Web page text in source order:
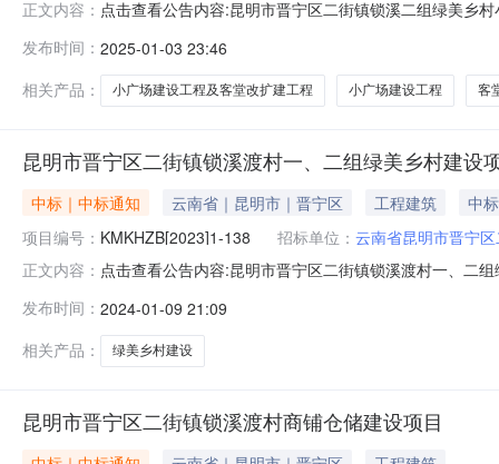
正文内容： 点击查看公告内容:昆明市晋宁区二街镇锁溪二组绿美乡
扩建工程已由项目审批/核准/备案机关批准，项目资金来
它方式。二、项目
发布时间： 2025-01-03 23:46
相关产品：
小广场建设工程及客堂改扩建工程 小广场建设工程 客
昆明市晋宁区二街镇锁溪渡村一、二组绿美乡村建设
中标｜中标通知 云南省｜昆明市｜晋宁区 工程建筑
中
项目编号： KMKHZB[2023]1-138 招标单位： 云南省昆明市晋宁
正文内容： 点击查看公告内容:昆明市晋宁区二街镇锁溪渡村一、二
二、其他：第一名：云南锐川建筑工程有限公司；投标
发布时间： 2024-01-09 21:09
相关产品：
绿美乡村建设
昆明市晋宁区二街镇锁溪渡村商铺仓储建设项目